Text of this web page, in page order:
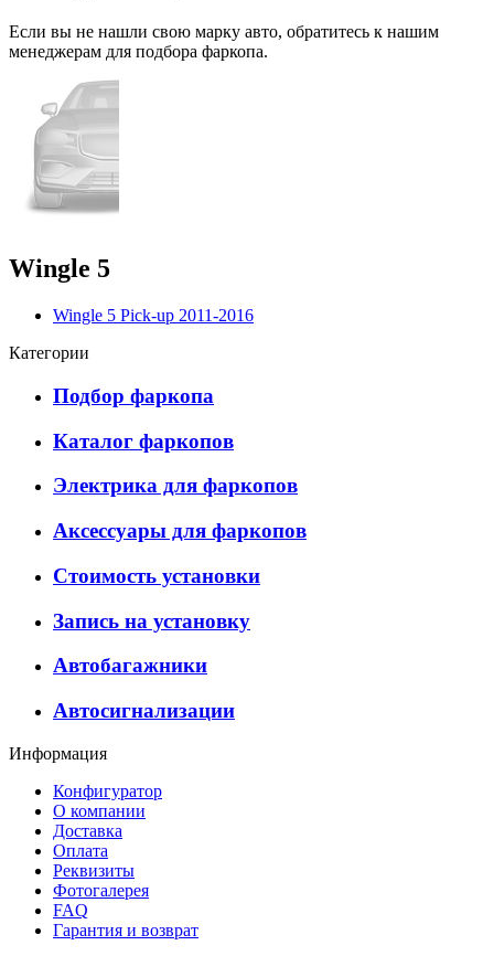
Если вы не нашли свою марку авто, обратитесь к нашим
менеджерам для подбора фаркопа.
Wingle 5
Wingle 5 Pick-up 2011-2016
Категории
Подбор фаркопа
Каталог фаркопов
Электрика для фаркопов
Аксессуары для фаркопов
Стоимость установки
Запись на установку
Автобагажники
Автосигнализации
Информация
Конфигуратор
О компании
Доставка
Оплата
Реквизиты
Фотогалерея
FAQ
Гарантия и возврат